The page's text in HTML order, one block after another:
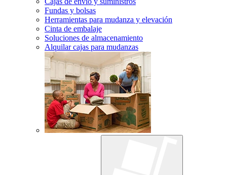
Fundas y bolsas
Herramientas para mudanza y elevación
Cinta de embalaje
Soluciones de almacenamiento
Alquilar cajas para mudanzas